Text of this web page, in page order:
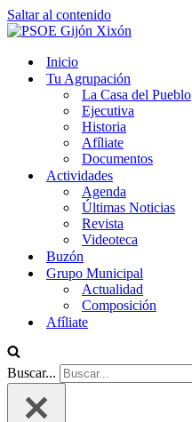
Saltar al contenido
Inicio
Tu Agrupación
La Casa del Pueblo
Ejecutiva
Historia
Afíliate
Documentos
Actividades
Agenda
Últimas Noticias
Revista
Videoteca
Buzón
Grupo Municipal
Actualidad
Composición
Afíliate
Buscar...